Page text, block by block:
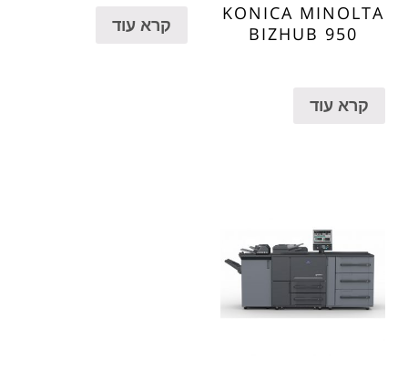
KONICA MINOLTA
BIZHUB 950
קרא עוד
קרא עוד